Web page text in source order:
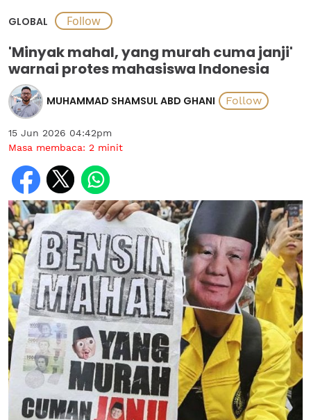
GLOBAL
'Minyak mahal, yang murah cuma janji'
warnai protes mahasiswa Indonesia
MUHAMMAD SHAMSUL ABD GHANI
15 Jun 2026 04:42pm
Masa membaca: 2 minit